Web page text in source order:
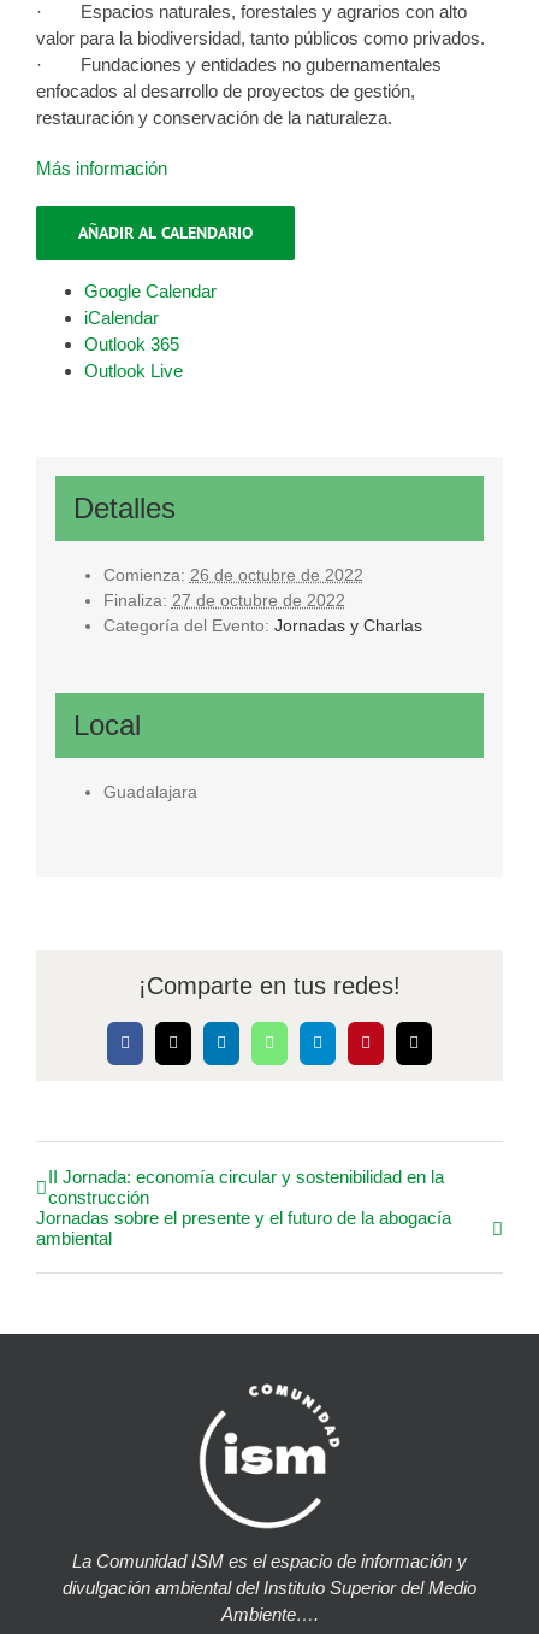
· Espacios naturales, forestales y agrarios con alto
valor para la biodiversidad, tanto públicos como privados.
· Fundaciones y entidades no gubernamentales
enfocados al desarrollo de proyectos de gestión,
restauración y conservación de la naturaleza.
Más información
AÑADIR AL CALENDARIO
Google Calendar
iCalendar
Outlook 365
Outlook Live
Detalles
Comienza: 26 de octubre de 2022
Finaliza: 27 de octubre de 2022
Categoría del Evento: Jornadas y Charlas
Local
Guadalajara
¡Comparte en tus redes!
Facebook
X LinkedInWhatsAppTelegramPinterestCorreo
electrónico
II Jornada: economía circular y sostenibilidad en la
construcción
Jornadas sobre el presente y el futuro de la abogacía
ambiental
La Comunidad ISM es el espacio de información y
divulgación ambiental del Instituto Superior del Medio
Ambiente….